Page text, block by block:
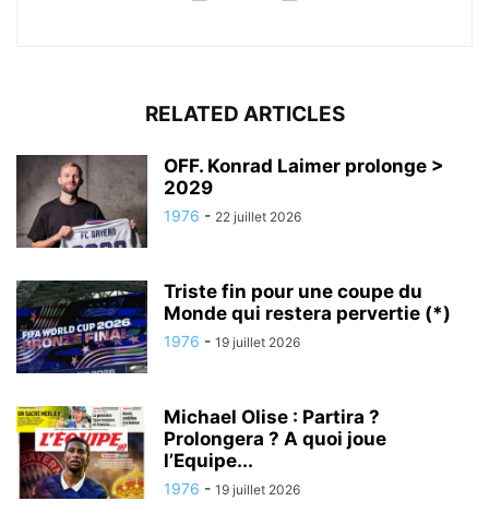
RELATED ARTICLES
OFF. Konrad Laimer prolonge >
2029
1976 - 22 juillet 2026
Triste fin pour une coupe du
Monde qui restera pervertie (*)
1976 - 19 juillet 2026
Michael Olise : Partira ?
Prolongera ? A quoi joue
l’Equipe...
1976 - 19 juillet 2026